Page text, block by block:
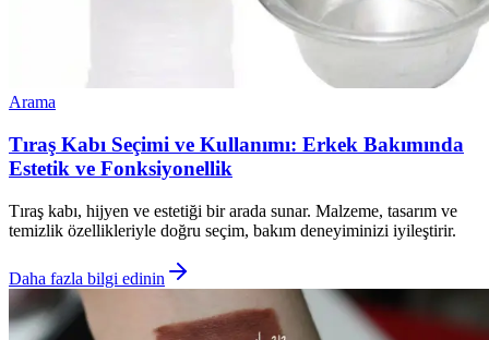
Arama
Tıraş Kabı Seçimi ve Kullanımı: Erkek Bakımında
Estetik ve Fonksiyonellik
Tıraş kabı, hijyen ve estetiği bir arada sunar. Malzeme, tasarım ve
temizlik özellikleriyle doğru seçim, bakım deneyiminizi iyileştirir.
Daha fazla bilgi edinin